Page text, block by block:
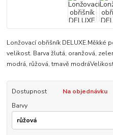
Lonžovací obřišník DELUXE.Měkké
velikost. Barva žlutá, oranžová,
modrá, růžová, tmavě
Dostupnost
Na objednávku
Barvy